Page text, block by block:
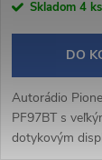
Skladom 4 ks
DO
Autorádio
PF97BT s
dotykovým